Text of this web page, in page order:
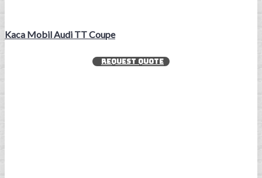
Kaca Mobil Audi TT Coupe
REQUEST QUOTE